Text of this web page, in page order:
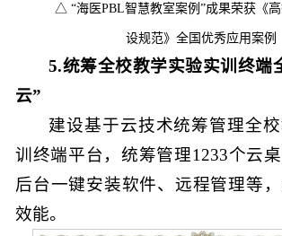
△ “海医PBL智慧教室案例”成果荣获《
设规范》全国优秀应用案例
5.统筹全校教学实验实训终端
云”
建设基于云技术统筹管理全
训终端平台，统筹管理1233个云
后台一键安装软件、远程管理等
效能。